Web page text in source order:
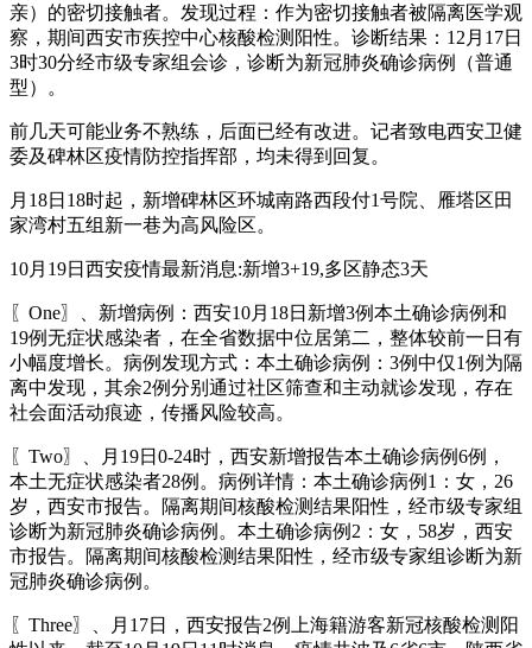
亲）的密切接触者。发现过程：作为密切接触者被隔离医学观
察，期间西安市疾控中心核酸检测阳性。诊断结果：12月17日
3时30分经市级专家组会诊，诊断为新冠肺炎确诊病例（普通
型）。
前几天可能业务不熟练，后面已经有改进。记者致电西安卫健
委及碑林区疫情防控指挥部，均未得到回复。
月18日18时起，新增碑林区环城南路西段付1号院、雁塔区田
家湾村五组新一巷为高风险区。
10月19日西安疫情最新消息:新增3+19,多区静态3天
〖One〗、新增病例：西安10月18日新增3例本土确诊病例和
19例无症状感染者，在全省数据中位居第二，整体较前一日有
小幅度增长。病例发现方式：本土确诊病例：3例中仅1例为隔
离中发现，其余2例分别通过社区筛查和主动就诊发现，存在
社会面活动痕迹，传播风险较高。
〖Two〗、月19日0-24时，西安新增报告本土确诊病例6例，
本土无症状感染者28例。病例详情：本土确诊病例1：女，26
岁，西安市报告。隔离期间核酸检测结果阳性，经市级专家组
诊断为新冠肺炎确诊病例。本土确诊病例2：女，58岁，西安
市报告。隔离期间核酸检测结果阳性，经市级专家组诊断为新
冠肺炎确诊病例。
〖Three〗、月17日，西安报告2例上海籍游客新冠核酸检测阳